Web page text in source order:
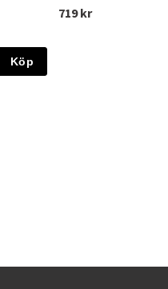
Köp
719 kr